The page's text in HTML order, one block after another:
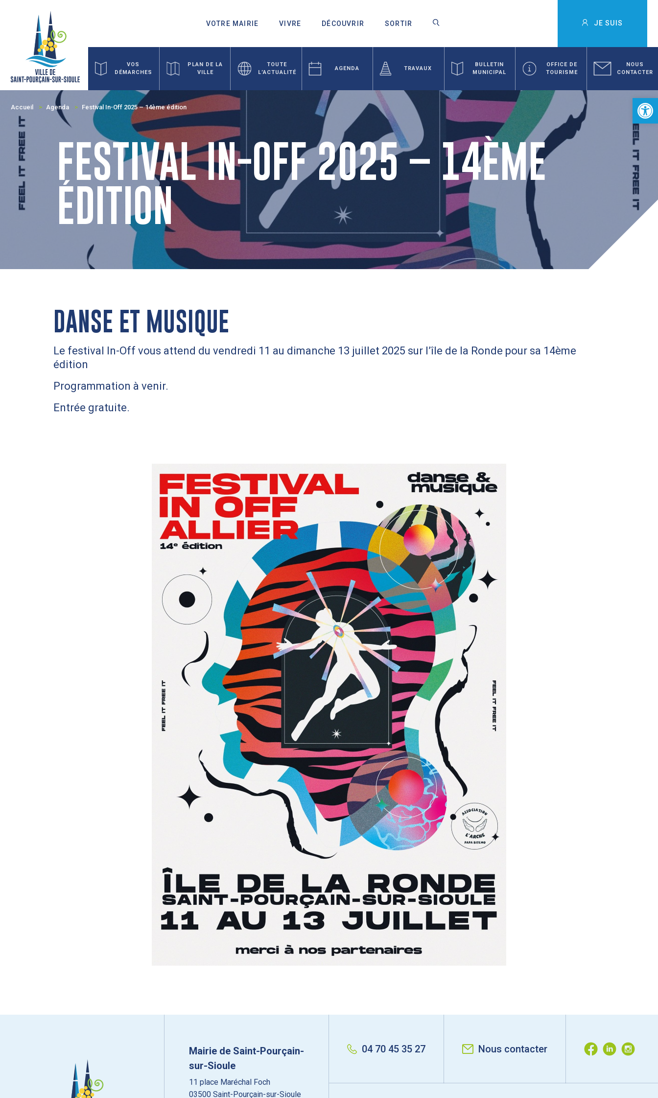
Ouvrir
VOTRE MAIRIE VIVRE DÉCOUVRIR SORTIR JE SUIS
VOS
DÉMARCHES
PLAN DE LA
VILLE
TOUTE
L’ACTUALITÉ
AGENDA TRAVAUX
BULLETIN
MUNICIPAL
OFFICE DE
TOURISME
NOUS
CONTACTER
Accueil Agenda Festival In-Off 2025 – 14ème édition
FESTIVAL IN-OFF 2025 – 14ÈME
ÉDITION
DANSE ET MUSIQUE
Le festival In-Off vous attend du vendredi 11 au dimanche 13 juillet 2025 sur l’île de la Ronde pour sa 14ème
édition
Programmation à venir.
Entrée gratuite.
Mairie de Saint-Pourçain-
sur-Sioule
11 place Maréchal Foch
03500 Saint-Pourçain-sur-Sioule
04 70 45 35 27 Nous contacter